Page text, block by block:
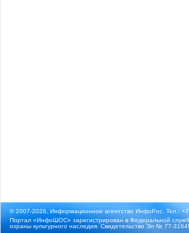
© 2007-2026, Информационное агентство ИнфоРос. Тел.:
Портал «ИнфоШОС» зарегистрирован в Федеральной
охраны культурного наследия. Свидетельство Эл № 77-